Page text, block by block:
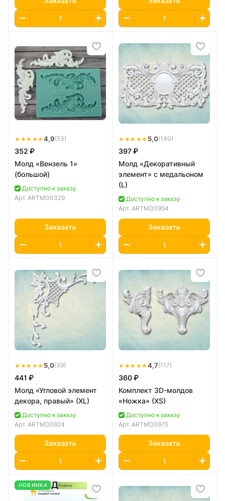
★★★★★4,9(53)
352 ₽
Молд «Вензель 1»
(большой)
Доступно к заказу
Арт. ARTMD0329
Заказать
★★★★★ 5,0(140)
397 ₽
Молд «Декоративный
элемент» с медальоном
(L)
Доступно к заказу
Арт. ARTMD0954
Заказать
★★★★★ 5,0(39)
441 ₽
Молд «Угловой элемент
декора, правый» (XL)
Доступно к заказу
Арт. ARTMD0924
Заказать
★★★★★4,7(117)
360 ₽
Комплект 3D-молдов
«Ножка» (XS)
Доступно к заказу
Арт. ARTMD0975
Заказать
НОВИНКА